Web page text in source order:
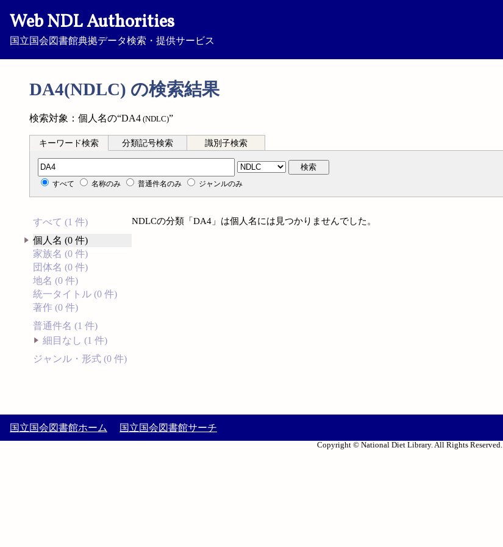
Web NDL Authorities
国立国会図書館典拠データ検索・提供サービス
DA4(NDLC) の検索結果
検索対象：個人名の“DA4 (NDLC)”
キーワード検索 分類記号検索 識別子検索
分類記号検索 検索
すべて 名称のみ 普通件名のみ ジャンルのみ
すべて (1 件)
個人名 (0 件)
家族名 (0 件)
団体名 (0 件)
地名 (0 件)
統一タイトル (0 件)
著作 (0 件)
普通件名 (1 件)
細目なし (1 件)
ジャンル・形式 (0 件)
NDLCの分類「DA4」は個人名には見つかりませんでした。
国立国会図書館ホーム 国立国会図書館サーチ
Copyright © National Diet Library. All Rights Reserved.